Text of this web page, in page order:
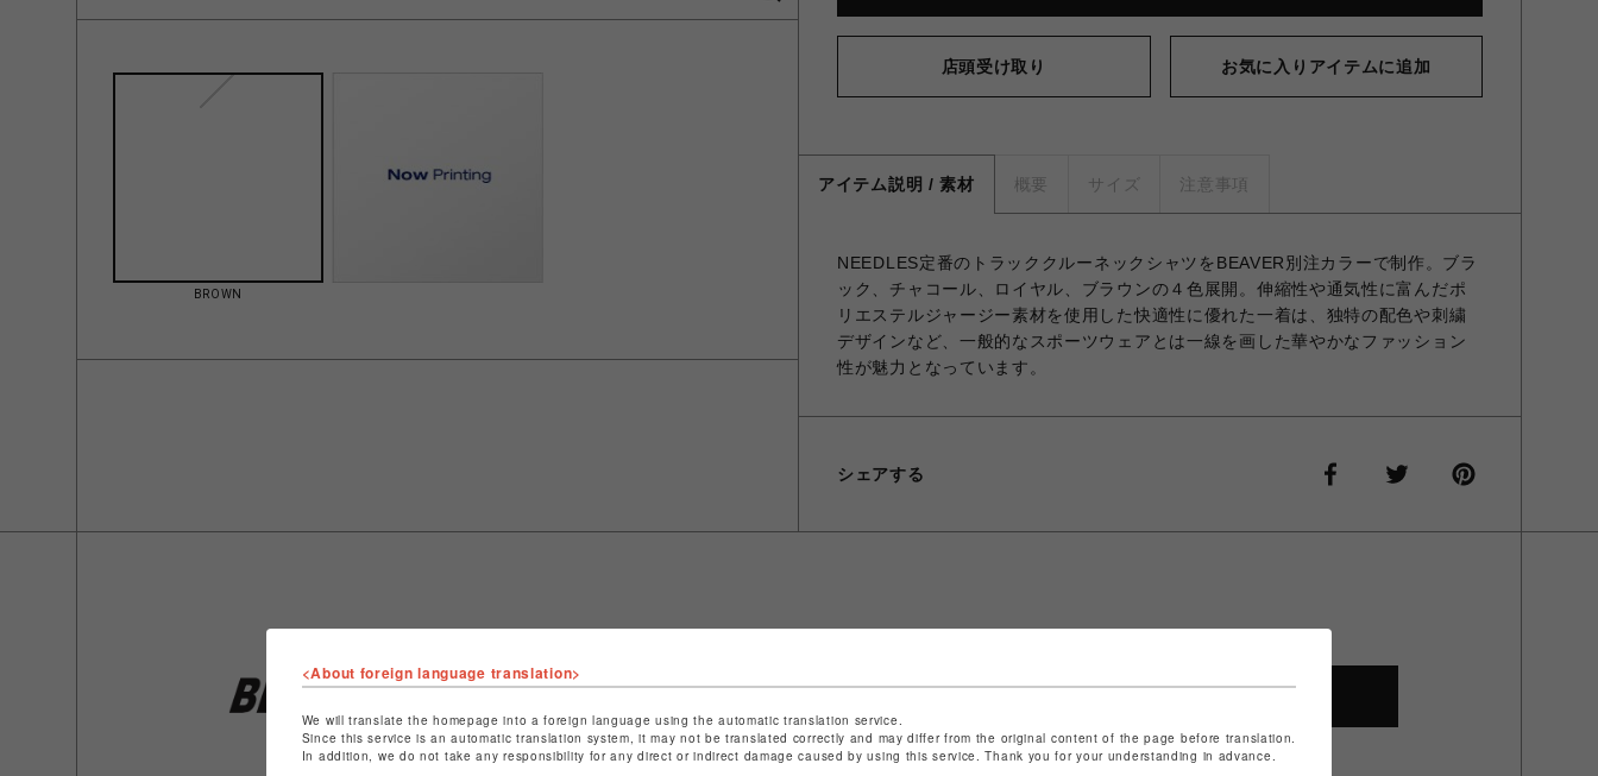
BROWN
店頭受け取り お気に入りアイテムに追加
アイテム説明 / 素材 概要 サイズ 注意事項
NEEDLES定番のトラッククルーネックシャツをBEAVER別注カラーで制作。ブラ
ック、チャコール、ロイヤル、ブラウンの４色展開。伸縮性や通気性に富んだポ
リエステルジャージー素材を使用した快適性に優れた一着は、独特の配色や刺繍
デザインなど、一般的なスポーツウェアとは一線を画した華やかなファッション
性が魅力となっています。
シェアする
店舗名
特定商取引法など法令に基づく表記はこちら
ショップお問い合わせはこちら
<About foreign language translation>
We will translate the homepage into a foreign language using the automatic translation service.
Since this service is an automatic translation system, it may not be translated correctly and may differ from the original content of the page before translation.
In addition, we do not take any responsibility for any direct or indirect damage caused by using this service. Thank you for your understanding in advance.